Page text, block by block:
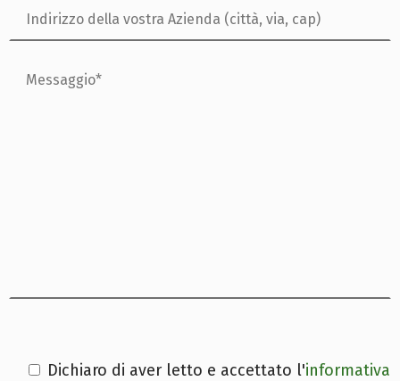
Dichiaro di aver letto e accettato l'informativa